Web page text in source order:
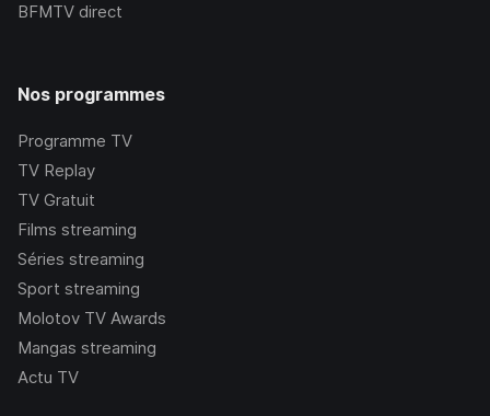
BFMTV direct
Nos programmes
Programme TV
TV Replay
TV Gratuit
Films streaming
Séries streaming
Sport streaming
Molotov TV Awards
Mangas streaming
Actu TV